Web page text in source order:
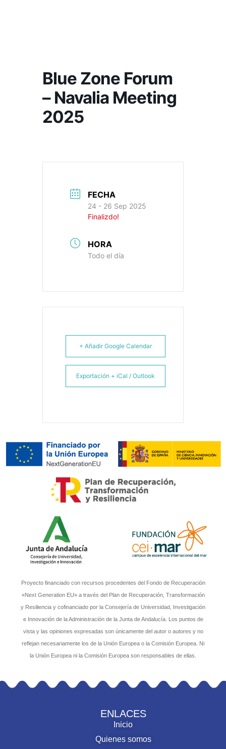
Blue Zone Forum
– Navalia Meeting
2025
FECHA
24 - 26 Sep 2025
Finalizdo!
HORA
Todo el día
+ Añadir Google Calendar
Exportación + iCal / Outlook
Proyecto financiado con recursos procedentes del Fondo de Recuperación
«Next Generation EU» a través del Plan de Recuperación, Transformación
y Resiliencia y cofinanciado por la Consejería de Universidad, Investigación
e Innovación de la Administración de la Junta de Andalucía. Los puntos de
vista y las opiniones expresadas son únicamente del autor o autores y no
reflejan necesariamente los de la Unión Europea o la Comisión Europea. Ni
la Unión Europea ni la Comisión Europea son responsables de ellas.
ENLACES
Inicio
Quienes somos